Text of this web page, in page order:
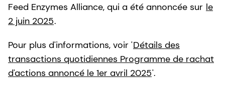
Feed Enzymes Alliance, qui a été annoncée sur le
2 juin 2025.
Pour plus d'informations, voir 'Détails des
transactions quotidiennes Programme de rachat
d'actions annoncé le 1er avril 2025'.